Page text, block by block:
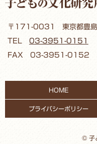
〒171-0031 東京都豊島
TEL 03-3951-0151
FAX 03-3951-0152
HOME
プライバシーポリシー
© 子